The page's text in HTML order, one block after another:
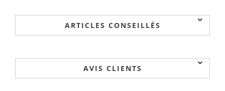
ARTICLES CONSEILLÉS
AVIS CLIENTS